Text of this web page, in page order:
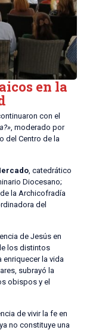
en la
con el
, moderado por
del Centro de la
, catedrático
Diocesano;
de la Archicofradía
del
de Jesús en
los distintos
enriquecer la vida
subrayó la
obispos y el
de vivir la fe en
no constituye una